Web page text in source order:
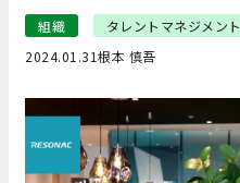
組織
タレントマネジメント
2024.01.31根本 慎吾